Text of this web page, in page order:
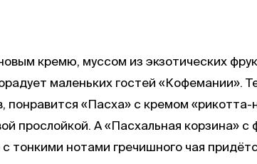
кремю, муссом из экзотических
маленьких гостей «Кофемании».
понравится «Пасха» с кремом
прослойкой. А «Пасхальная корзина» с
тонкими нотами гречишного чая